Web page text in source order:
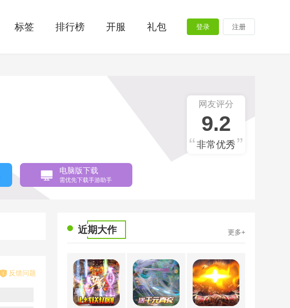
标签 排行榜 开服 礼包 登录 注册
电脑版下载
需优先下载手游助手
网友评分
9.2
非常优秀
反馈问题
近期大作 更多+